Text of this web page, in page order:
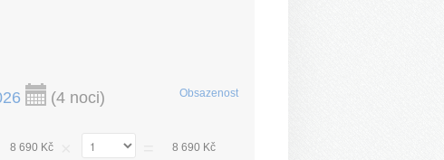
Obsazenost
(4 noci)
8 690 Kč 8 690 Kč